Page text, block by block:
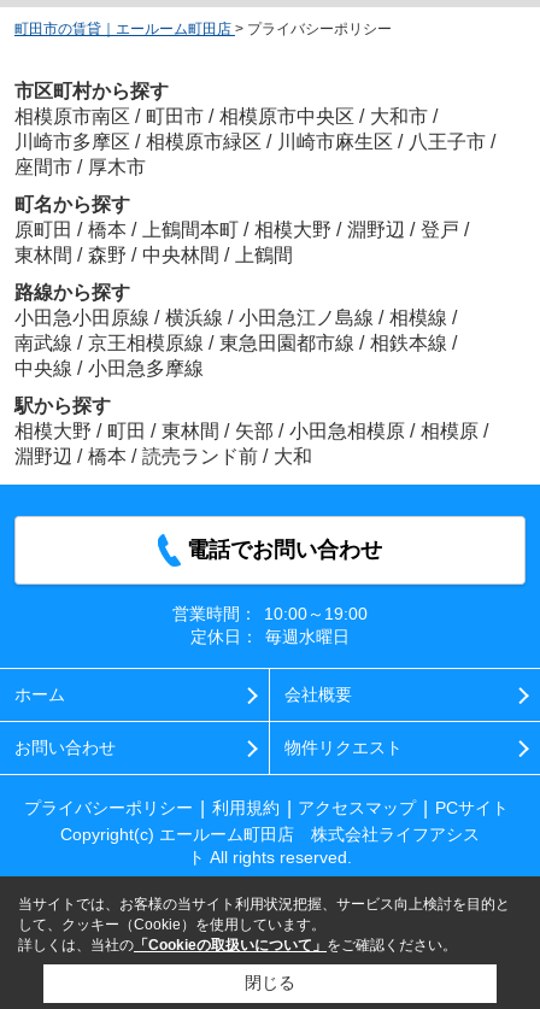
町田市の賃貸｜エールーム町田店 > プライバシーポリシー
市区町村から探す
相模原市南区 / 町田市 / 相模原市中央区 / 大和市 /
川崎市多摩区 / 相模原市緑区 / 川崎市麻生区 / 八王子市 /
座間市 / 厚木市
町名から探す
原町田 / 橋本 / 上鶴間本町 / 相模大野 / 淵野辺 / 登戸 /
東林間 / 森野 / 中央林間 /
上鶴間
路線から探す
小田急小田原線 / 横浜線 / 小田急江ノ島線 / 相模線 /
南武線 / 京王相模原線 / 東急田園都市線 / 相鉄本線 /
中央線 / 小田急多摩線
駅から探す
相模大野 / 町田 / 東林間 / 矢部 / 小田急相模原 / 相模原 /
淵野辺 / 橋本 / 読売ランド前 / 大和
電話でお問い合わせ
営業時間：
10:00～19:00
定休日：
毎週水曜日
ホーム 会社概要
お問い合わせ 物件リクエスト
プライバシーポリシー 利用規約 アクセスマップ
PCサイト
Copyright(c) エールーム町田店 株式会社ライフアシス
ト All rights reserved.
当サイトでは、お客様の当サイト利用状況把握、サービス向上検討を目的と
して、クッキー（Cookie）を使用しています。
詳しくは、当社の 「Cookieの取扱いについて」 をご確認ください。
閉じる